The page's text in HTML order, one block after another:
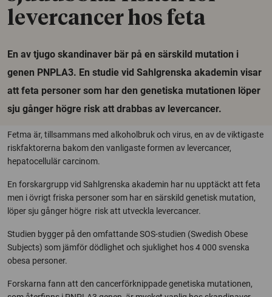
levercancer hos feta
En av tjugo skandinaver bär på en särskild mutation i
genen PNPLA3. En studie vid Sahlgrenska akademin visar
att feta personer som har den genetiska mutationen löper
sju gånger högre risk att drabbas av levercancer.
Fetma är, tillsammans med alkoholbruk och virus, en av de viktigaste
riskfaktorerna bakom den vanligaste formen av levercancer,
hepatocellulär carcinom.
En forskargrupp vid Sahlgrenska akademin har nu upptäckt att feta
men i övrigt friska personer som har en särskild genetisk mutation,
löper sju gånger högre risk att utveckla levercancer.
Studien bygger på den omfattande SOS-studien (Swedish Obese
Subjects) som jämför dödlighet och sjuklighet hos 4 000 svenska
obesa personer.
Forskarna fann att den cancerförknippade genetiska mutationen,